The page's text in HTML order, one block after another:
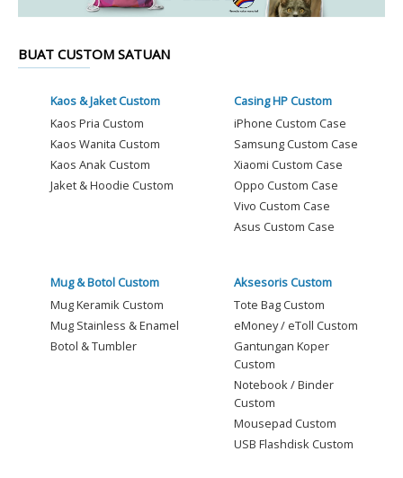
BUAT CUSTOM SATUAN
Kaos & Jaket Custom
Kaos Pria Custom
Kaos Wanita Custom
Kaos Anak Custom
Jaket & Hoodie Custom
Casing HP Custom
iPhone Custom Case
Samsung Custom Case
Xiaomi Custom Case
Oppo Custom Case
Vivo Custom Case
Asus Custom Case
Mug & Botol Custom
Mug Keramik Custom
Mug Stainless & Enamel
Botol & Tumbler
Aksesoris Custom
Tote Bag Custom
eMoney / eToll Custom
Gantungan Koper
Custom
Notebook / Binder
Custom
Mousepad Custom
USB Flashdisk Custom